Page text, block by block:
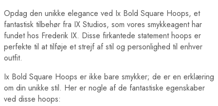
Opdag den unikke elegance ved Ix Bold Square Hoops, et
fantastisk tilbehør fra IX Studios, som vores smykkeagent har
fundet hos Frederik IX. Disse firkantede statement hoops er
perfekte til at tilføje et strejf af stil og personlighed til enhver
outfit.
Ix Bold Square Hoops er ikke bare smykker; de er en erklæring
om din unikke stil. Her er nogle af de fantastiske egenskaber
ved disse hoops: